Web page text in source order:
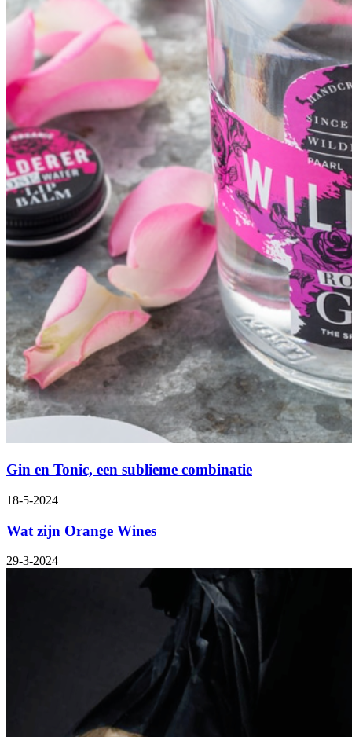
Gin en Tonic, een sublieme combinatie
18-5-2024
Wat zijn Orange Wines
29-3-2024